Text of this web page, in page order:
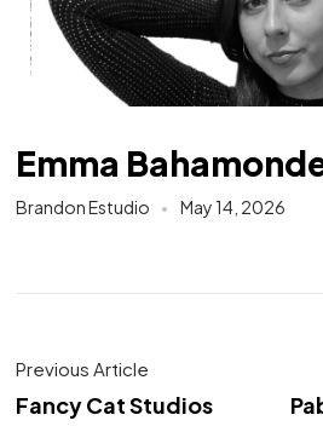
Emma
Brandon Estudio May 14, 2026
Previous Article
Fancy Cat Studios